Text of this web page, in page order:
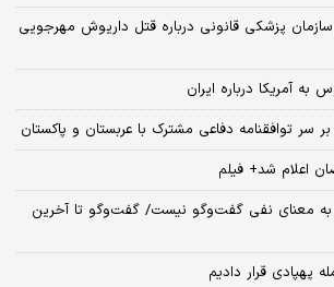
پزشکی قانونی درباره قتل داریوش مهرجویی
آمریکا درباره ایران
بر سر توافقنامه دفاعی مشترک با عربستان و پاکستان
اعلام شد+ فیلم
معنای نفی گفت‌وگو نیست/ گفت‌وگو تا آخرین
پهپادی قرار دادیم